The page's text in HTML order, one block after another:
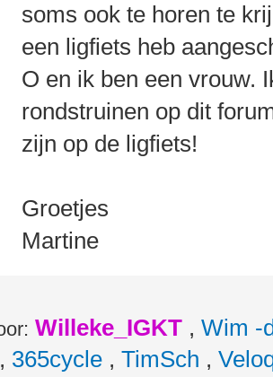
soms ook te horen te
een ligfiets heb
O en ik ben een vrouw.
rondstruinen op dit
zijn op de ligfiets!
Groetjes
Martine
Willeke_IGKT , Wim -
, 365cycle , TimSch ,